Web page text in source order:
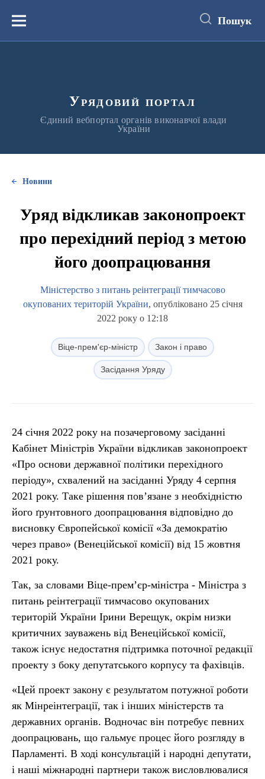
вмістуМеню Пошук
Урядовий портал
Єдиний вебпортал органів виконавчої влади
України
Новини
Уряд відкликав законопроект
про перехідний період з метою
його доопрацювання
Міністерство з питань реінтеграції тимчасово
окупованих територій України, опубліковано 25 січня
2022 року о 12:18
Віце-прем'єр-міністр Закон і право
Засідання Уряду
24 січня 2022 року на позачерговому засіданні
Кабінет Міністрів України відкликав законопроект
«Про основи державної політики перехідного
періоду», схвалений на засіданні Уряду 4 серпня
2021 року. Таке рішення пов’язане з необхідністю
його ґрунтовного доопрацювання відповідно до
висновку Європейської комісії «За демократію
через право» (Венеційської комісії) від 15 жовтня
2021 року.
Так, за словами Віце-прем’єр-міністра - Міністра з
питань реінтеграції тимчасово окупованих
територій України Ірини Верещук, окрім низки
критичних зауважень від Венеційської комісії,
також існує недостатня підтримка поточної редакції
проекту з боку депутатського корпусу та фахівців.
«Цей проект закону є результатом потужної роботи
як Мінреінтеграції, так і інших міністерств та
державних органів. Водночас він потребує певних
доопрацювань, що гальмує процес його розгляду в
Парламенті. В ході консультацій і народні депутати,
і наші міжнародні партнери також висловлювалися